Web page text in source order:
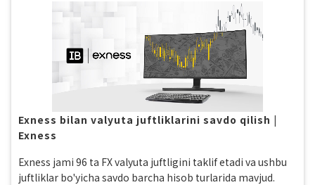
Exness bilan valyuta juftliklarini savdo qilish |
Exness
Exness jami 96 ta FX valyuta juftligini taklif etadi va ushbu
juftliklar bo'yicha savdo barcha hisob turlarida mavjud.